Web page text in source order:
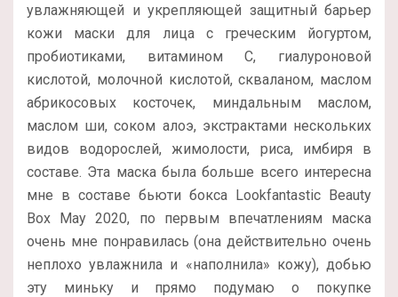
увлажняющей и укрепляющей защитный барьер
кожи маски для лица с греческим йогуртом,
пробиотиками, витамином С, гиалуроновой
кислотой, молочной кислотой, скваланом, маслом
абрикосовых косточек, миндальным маслом,
маслом ши, соком алоэ, экстрактами нескольких
видов водорослей, жимолости, риса, имбиря в
составе. Эта маска была больше всего интересна
мне в составе бьюти бокса Lookfantastic Beauty
Box May 2020, по первым впечатлениям маска
очень мне понравилась (она действительно очень
неплохо увлажнила и «наполнила» кожу), добью
эту миньку и прямо подумаю о покупке